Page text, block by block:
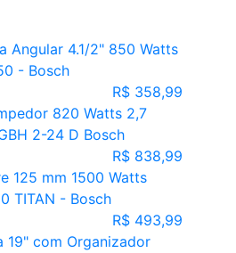
Angular 4.1/2" 850 Watts
- Bosch
R$ 358,99
820 Watts 2,7
2-24 D Bosch
R$ 838,99
125 mm 1500 Watts
TITAN - Bosch
R$ 493,99
19" com Organizador